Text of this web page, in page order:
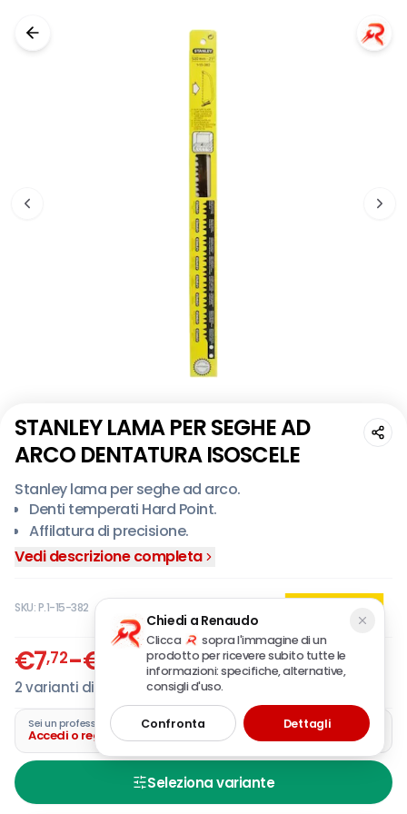
STANLEY LAMA PER SEGHE AD
ARCO DENTATURA ISOSCELE
Stanley lama per seghe ad arco.
Denti temperati Hard Point.
Affilatura di precisione.
Vedi descrizione completa
SKU:P.1-15-382
€7,72-€ IVA incl.
2varianti disponibili
Sei un professionista?
Accedi o registra la tua azienda
Seleziona variante
Chiedi a Renaudo
Clicca
sopra l'immagine di un
prodotto per ricevere subito tutte le
informazioni: specifiche, alternative,
consigli d'uso.
Confronta Dettagli